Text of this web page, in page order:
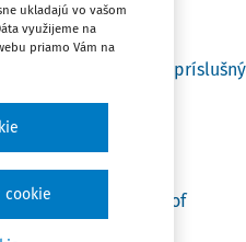
registra za
prírodných katastrof
ukladajú vo vašom
využijeme na
priamo Vám na